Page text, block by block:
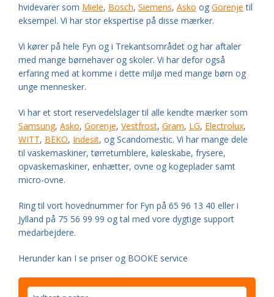
hvidevarer som Miele, Bosch, Siemens, Asko og Gorenje til
eksempel. Vi har stor ekspertise på disse mærker.
Vi kører på hele Fyn og i Trekantsområdet og har aftaler
med mange børnehaver og skoler. Vi har defor også
erfaring med at komme i dette miljø med mange børn og
unge mennesker.
Vi har et stort reservedelslager til alle kendte mærker som
Samsung, Asko, Gorenje, Vestfrost, Gram, LG, Electrolux,
WITT, BEKO, Indesit, og Scandomestic. Vi har mange dele
til vaskemaskiner, tørretumblere, køleskabe, frysere,
opvaskemaskiner, enhætter, ovne og kogeplader samt
micro-ovne.
Ring til vort hovednummer for Fyn på 65 96 13 40 eller i
Jylland på 75 56 99 99 og tal med vore dygtige support
medarbejdere.
Herunder kan I se priser og BOOKE service